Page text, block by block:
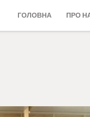
ГОЛОВНА ПРО